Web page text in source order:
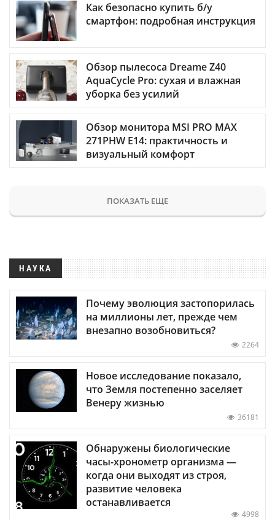
Как безопасно купить б/у
смартфон: подробная инструкция
Обзор пылесоса Dreame Z40
AquaCycle Pro: сухая и влажная
уборка без усилий
Обзор монитора MSI PRO MAX
271PHW E14: практичность и
визуальный комфорт
ПОКАЗАТЬ ЕЩЕ
НАУКА
Почему эволюция застопорилась
на миллионы лет, прежде чем
внезапно возобновиться?
2264
Новое исследование показало,
что Земля постепенно заселяет
Венеру жизнью
36181
Обнаружены биологические
часы-хронометр организма —
когда они выходят из строя,
развитие человека
останавливается
4998